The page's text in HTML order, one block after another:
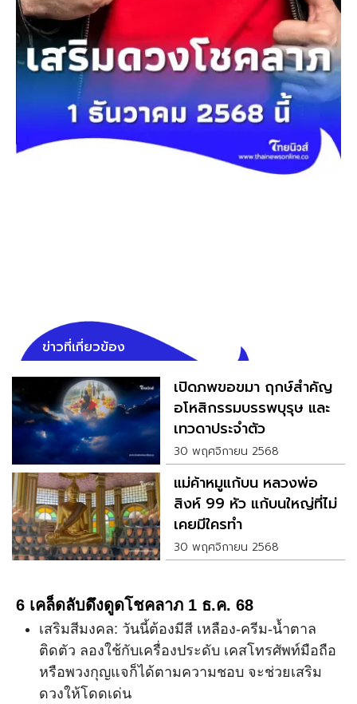
ข่าวที่เกี่ยวข้อง
เปิดภพขอขมา ฤกษ์สำคัญ
อโหสิกรรมบรรพบุรุษ และ
เทวดาประจำตัว
30 พฤศจิกายน 2568
แม่ค้าหมูแก้บน หลวงพ่อ
สิงห์ 99 หัว แก้บนใหญ่ที่ไม่
เคยมีใครทำ
30 พฤศจิกายน 2568
6 เคล็ดลับดึงดูดโชคลาภ 1 ธ.ค. 68
เสริมสีมงคล: วันนี้ต้องมีสี เหลือง-ครีม-น้ำตาล
ติดตัว ลองใช้กับเครื่องประดับ เคสโทรศัพท์มือถือ
หรือพวงกุญแจก็ได้ตามความชอบ จะช่วยเสริม
ดวงให้โดดเด่น